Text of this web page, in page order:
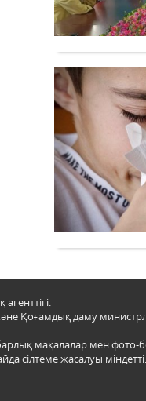
Қоғамдық даму
мақалалар мен
сілтеме жасалуы міндетті.